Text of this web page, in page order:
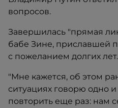
вопросов.
Завершилась "прямая
бабе Зине, приславшей
с пожеланием долгих лет.
"Мне кажется, об этом
ситуациях говорю одно и
повторить еще раз: нам